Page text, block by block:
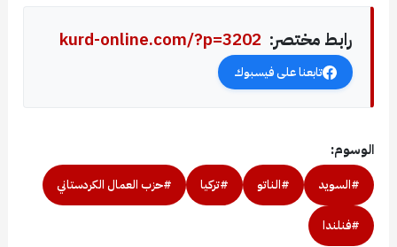
رابط مختصر: kurd-online.com/?p=3202
تابعنا على فيسبوك
الوسوم:
#السويد #الناتو #تركيا #حزب العمال الكردستاني
#فنلندا